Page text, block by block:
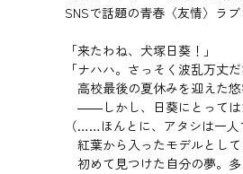
SNSで話題の青春〈友情〉ラ
「来たわね、犬塚日葵！」
「ナハハ。さっそく波乱万丈だ
高校最後の夏休みを迎えた
――しかし、日葵にとっては
（……ほんとに、アタシは一人
紅葉から入ったモデルとし
初めて見つけた自分の夢。